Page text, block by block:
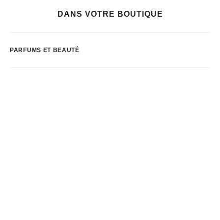
DANS VOTRE BOUTIQUE
PARFUMS ET BEAUTÉ